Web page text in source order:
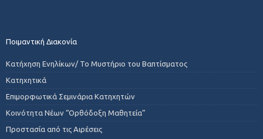
Ποιμαντική Διακονία
Κατήχηση Ενηλίκων/ Το Μυστήριο του Βαπτίσματος
Κατηχητικά
Επιμορφωτικά Σεμινάρια Κατηχητών
Κοινότητα Νέων “Ορθόδοξη Μαθητεία”
Προστασία από τις Αιρέσεις